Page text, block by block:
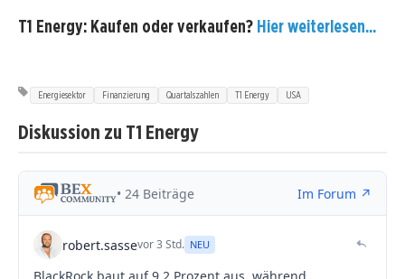
T1 Energy: Kaufen oder verkaufen? Hier weiterlesen...
Energiesektor Finanzierung Quartalszahlen T1 Energy USA
Diskussion zu T1 Energy